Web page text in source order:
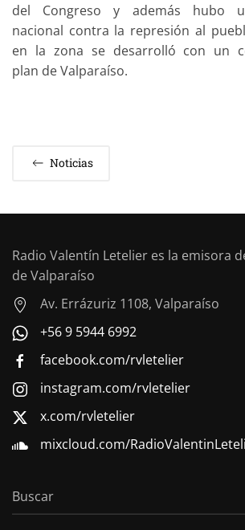
del Congreso y además hubo
nacional contra la represión al
en la zona se desarrolló con un
plan de Valparaíso.
Noticias
Radio Valentín Letelier es la emisora
de Valparaíso
Av. Errázuriz 1108, Valparaíso
+56 9 5944 6992
facebook.com/rvletelier
instagram.com/rvletelier
x.com/rvletelier
mixcloud.com/